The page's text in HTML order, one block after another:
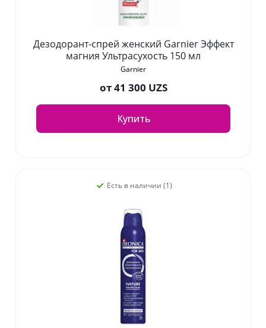
Дезодорант-спрей женский Garnier Эффект
магния Ультрасухость 150 мл
Garnier
от41 300 UZS
Купить
Есть в наличии (1)